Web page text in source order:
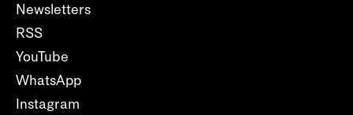
Newsletters
RSS
YouTube
WhatsApp
Instagram